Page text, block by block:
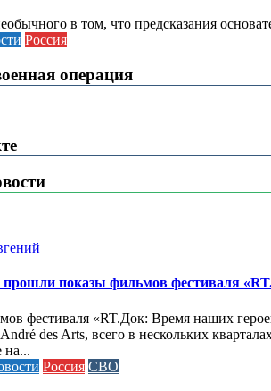
в том, что предсказания
Россия
операция
показы фильмов фестиваля
фестиваля «RT.Док: Время наших
des Arts, всего в нескольких
на...
Россия СВО